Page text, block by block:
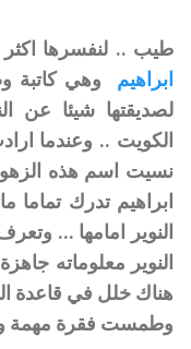
طيب .. لنفسرها
ابراهيم
وهي كاتبة
لصديقتها شيئا عن
الكويت .. وعندما
نسيت اسم هذه
ابراهيم تدرك تماما
النوير امامها ...
النوير معلوماته
هناك خلل في قاعدة
وطمست فقرة مهمة